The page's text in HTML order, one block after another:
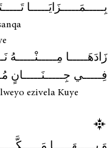
بِـــــمَـــــزَايَـــــا
زَادَهَـــــا مِـــــنْـــــهُ
فِـــــي جِـــــنَـــــانٍ
ezivela Kuye